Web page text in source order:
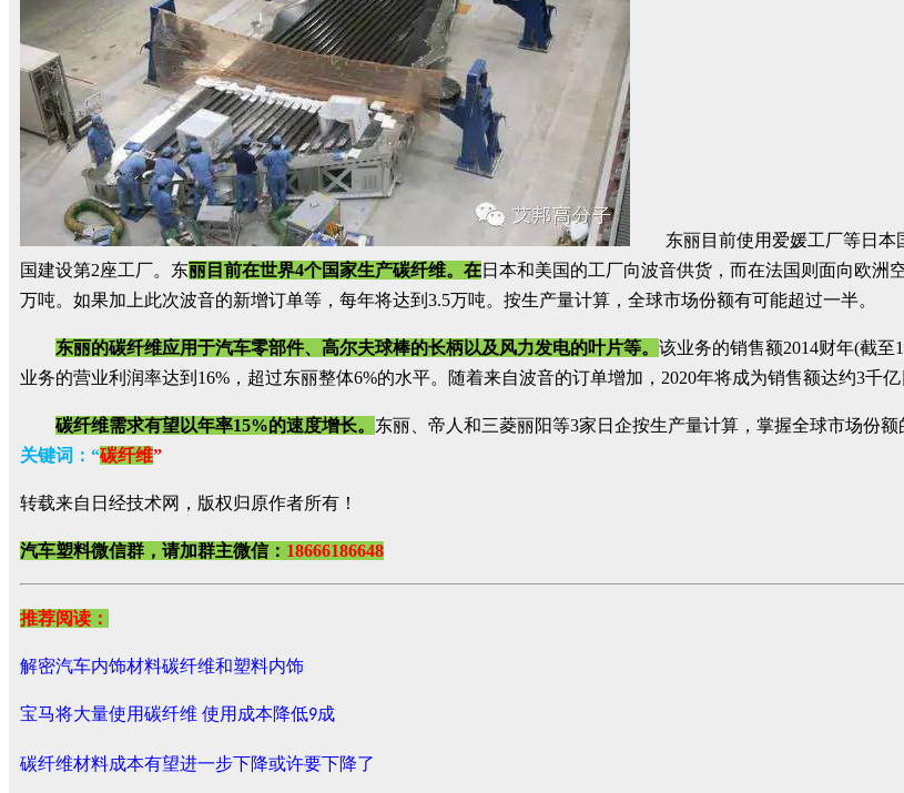
东丽目前使用爱媛工厂等日本
国建设第2座工厂。东丽目前在世界4个国家生产碳纤维。在日本和美国的工厂向波音供货，而在法国则面向欧洲
万吨。如果加上此次波音的新增订单等，每年将达到3.5万吨。按生产量计算，全球市场份额有可能超过一半。
东丽的碳纤维应用于汽车零部件、高尔夫球棒的长柄以及风力发电的叶片等。 该业务的销售额2014财年(截至
业务的营业利润率达到16%，超过东丽整体6%的水平。随着来自波音的订单增加，2020年将成为销售额达约3千亿
碳纤维需求有望以年率15%的速度增长。 东丽、帝人和三菱丽阳等3家日企按生产量计算，掌握全球市场份额
关键词 ：“碳纤维”
转载来自日经技术网，版权归原作者所有！
汽车塑料微信群，请加群主微信： 18666186648
推荐阅读：
解密汽车内饰材料碳纤维和塑料内饰
宝马将大量使用碳纤维 使用成本降低9成
碳纤维材料成本有望进一步下降或许要下降了